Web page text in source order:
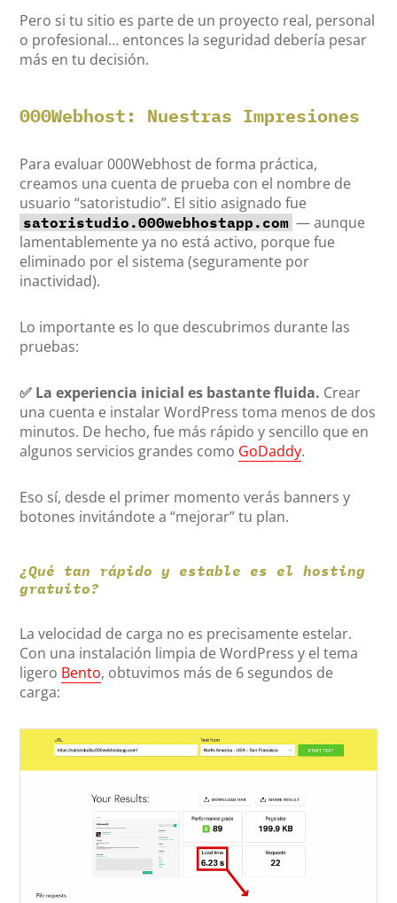
Pero si tu sitio es parte de un proyecto real, personal
o profesional… entonces la seguridad debería pesar
más en tu decisión.
000Webhost: Nuestras Impresiones
Para evaluar 000Webhost de forma práctica,
creamos una cuenta de prueba con el nombre de
usuario “satoristudio”. El sitio asignado fue
satoristudio.000webhostapp.com — aunque
lamentablemente ya no está activo, porque fue
eliminado por el sistema (seguramente por
inactividad).
Lo importante es lo que descubrimos durante las
pruebas:
✅ La experiencia inicial es bastante fluida. Crear
una cuenta e instalar WordPress toma menos de dos
minutos. De hecho, fue más rápido y sencillo que en
algunos servicios grandes como GoDaddy.
Eso sí, desde el primer momento verás banners y
botones invitándote a “mejorar” tu plan.
¿Qué tan rápido y estable es el hosting
gratuito?
La velocidad de carga no es precisamente estelar.
Con una instalación limpia de WordPress y el tema
ligero Bento, obtuvimos más de 6 segundos de
carga: